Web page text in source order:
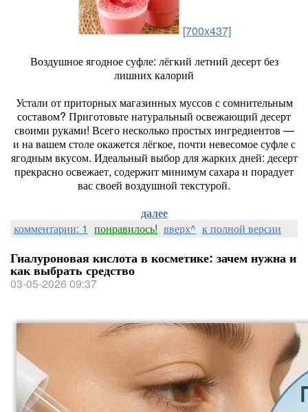
[700x437]
Воздушное ягодное суфле: лёгкий летний десерт без
лишних калорий
Устали от приторных магазинных муссов с сомнительным
составом? Приготовьте натуральный освежающий десерт
своими руками! Всего несколько простых ингредиентов —
и на вашем столе окажется лёгкое, почти невесомое суфле с
ягодным вкусом. Идеальный выбор для жарких дней: десерт
прекрасно освежает, содержит минимум сахара и порадует
вас своей воздушной текстурой.
далее
комментарии: 1 понравилось! вверх^ к полной версии
Гиалуроновая кислота в косметике: зачем нужна и
как выбрать средство
03-05-2026 09:37